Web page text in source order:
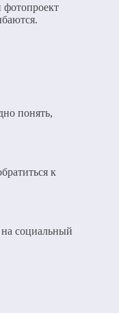
фотопроект
понять,
к
на социальный